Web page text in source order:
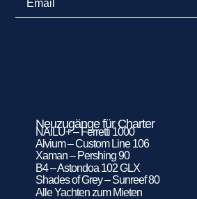
Neuzugänge für Charter
NAILU+ – Ferretti 1000
Alvium – Custom Line 106
Xaman – Pershing 90
B4 – Astondoa 102 GLX
Shades of Grey – Sunreef 80
Alle Yachten zum Mieten